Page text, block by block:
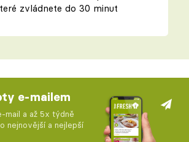
zvládnete do 30 minut
e-mailem
mail a až 5x týdně
nejnovější a nejlepší